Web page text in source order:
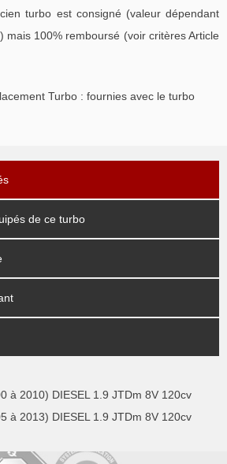
turbo est consigné (valeur dépendant
mais 100% remboursé (voir critères Article
Turbo : fournies avec le turbo
de ce turbo
à 2010) DIESEL 1.9 JTDm 8V 120cv
à 2013) DIESEL 1.9 JTDm 8V 120cv